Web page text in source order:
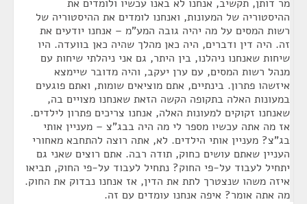
מר דותן, תקשיב, אנחנו לא באנו עכשיו ולומדים את
ההיסטוריה של המעונות, ואנחנו לומדים את ההיסטוריה של
רשות המסים על מה יהיה גובה המע"מ – אנחנו יודעים את
זה. היה דין ודברים, היה כאן מהלך שהיה כאן בוועדה. היו
שיחות שאנחנו ניהלנו, בין היתר, גם אני ניהלתי שיחות עם
מנהל רשות המסים, עם ערן יעקב, והיה מדובר שיימצא
איזשהו פתרון. בינתיים, אתם מוציאים שומות, ואתם פוגעים
במעונות האלה בתקופה הקשה הזאת שאנחנו מצויים בה,
שאנחנו זקוקים למעונות האלה, אנחנו צריכים פתרון לילדים.
אז מה אתה עכשיו מספר לי מה היה בבג"צ – מעניין אותי
בג"צ? מעניין אותי הילדים. לא, אתה רוצה להתחבא מאחורי
העניין שאתם עושים כחוק, תודה רבה. אתם רוצים שאני גם
יתחיל לעבוד על-פי החוק? נתחיל לעבוד על-פי החוק, תביאו
איזה משהו שנצטרך לתת את הדין, אז אנחנו נבדוק את החוק.
מה אתה אומר? איפה אנחנו עומדים עם זה.